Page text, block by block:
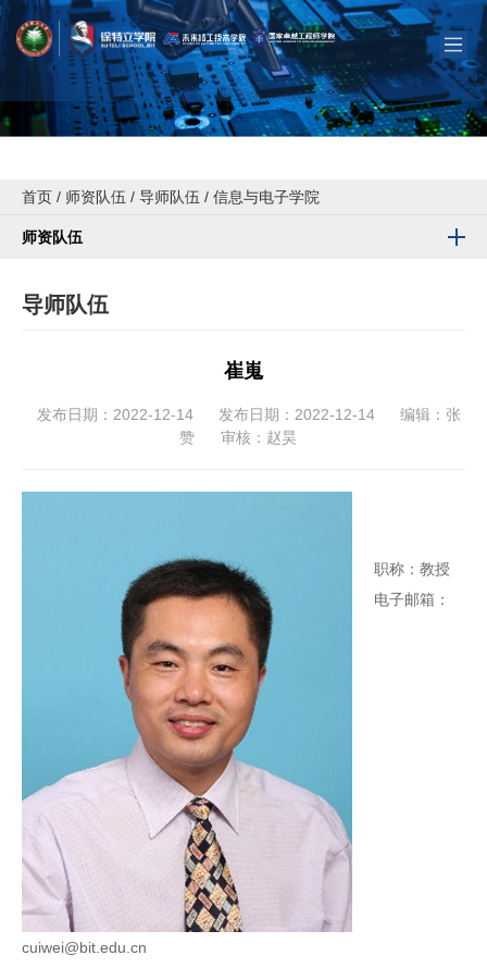
首页 / 师资队伍 / 导师队伍 / 信息与电子学院
师资队伍
导师队伍
崔嵬
发布日期：2022-12-14 发布日期：2022-12-14
编辑：张
赞
审核：赵昊
职称：教授
电子邮箱：
cuiwei@bit.edu.cn